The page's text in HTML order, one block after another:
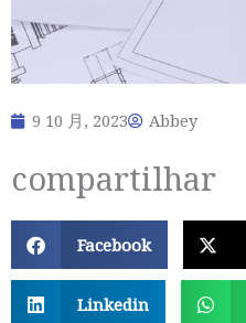
9 10 月, 2023 Abbey
compartilhar
Facebook
Linkedin